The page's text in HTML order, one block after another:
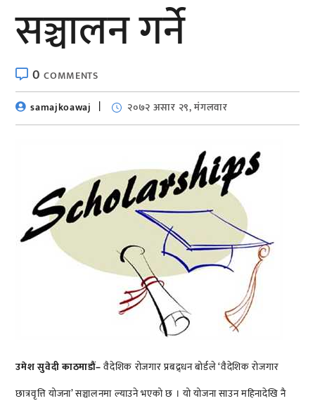
सञ्चालन गर्ने
0COMMENTS
samajkoawaj
२०७२ असार २९, मंगलवार
उमेश सुवेदी काठमाडौं–वैदेशिक रोजगार प्रबद्र्धन बोर्डले ‘वैदेशिक रोजगार
छात्रवृत्ति योजना’ सञ्चालनमा ल्याउने भएको छ । यो योजना साउन महिनादेखि नै